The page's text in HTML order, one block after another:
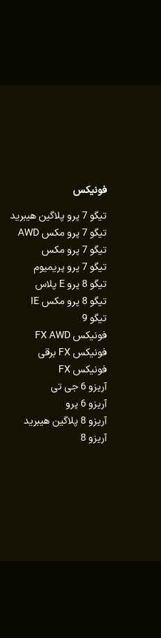
فونیکس
تیگو 7 پرو پلاگین هیبرید
تیگو 7 پرو مکس AWD
تیگو 7 پرو مکس
تیگو 7 پرو پریمیوم
تیگو 8 پرو E پلاس
تیگو 8 پرو مکس IE
تیگو 9
فونیکس FX AWD
فونیکس FX برقی
فونیکس FX
آریزو 6 جی تی
آریزو 6 پرو
آریزو 8 پلاگین هیبرید
آریزو 8